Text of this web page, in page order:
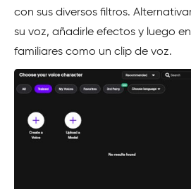
con sus diversos filtros.
su voz, añadirle efectos y luego
familiares como un clip de voz.